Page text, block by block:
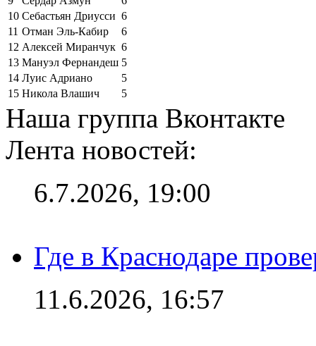
10 Себастьян Дриусси 6
11 Отман Эль-Кабир
6
12 Алексей Миранчук 6
13 Мануэл Фернандеш 5
14 Луис Адриано
5
15 Никола Влашич 5
Наша группа Вконтакте
Лента новостей:
6.7.2026, 19:00
Где в Краснодаре
11.6.2026, 16:57